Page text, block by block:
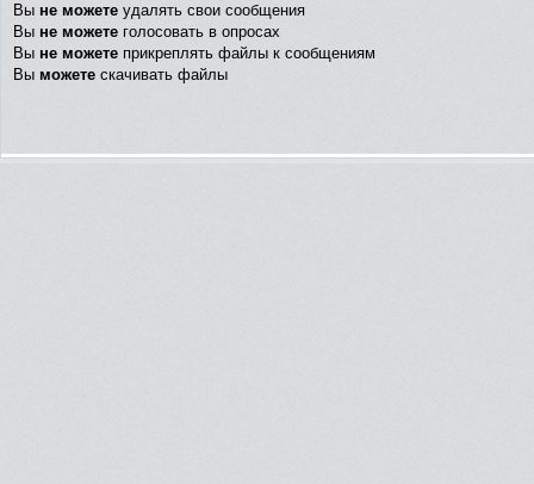
Вы не можете удалять свои сообщения
Вы не можете голосовать в опросах
Вы не можете прикреплять файлы к сообщениям
Вы можете скачивать файлы